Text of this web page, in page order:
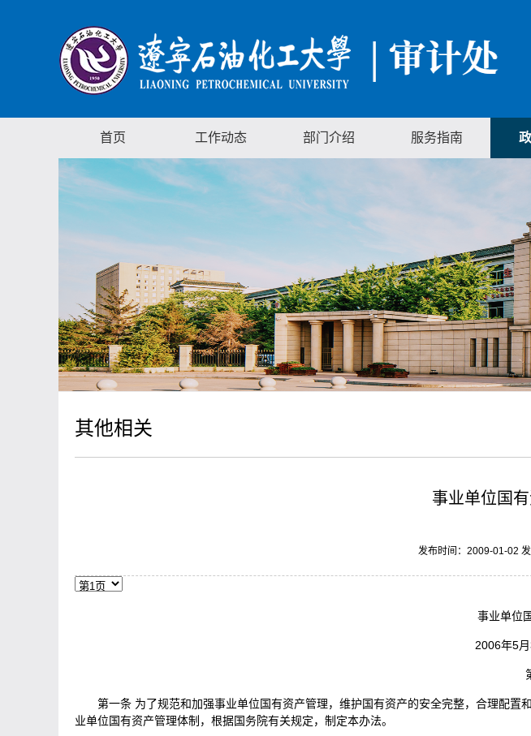
首页 工作动态 部门介绍 服务指南
其他相关
事业单位国
发布时间：2009-01-02
事业单位
2006年5
第一条 为了规范和加强事业单位国有资产管理，维护国有资产的安全完整，合理配
业单位国有资产管理体制，根据国务院有关规定，制定本办法。